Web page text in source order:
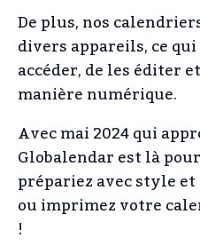
De plus, nos
divers appareils, ce
accéder, de les éditer
manière numérique.
Avec mai 2024 qui
Globalendar est là
prépariez avec style
ou imprimez votre
!